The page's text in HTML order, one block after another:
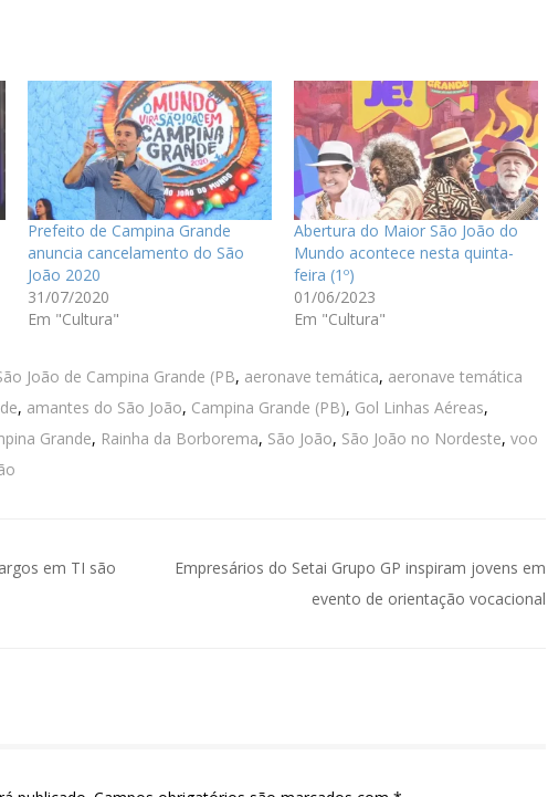
Prefeito de Campina Grande
anuncia cancelamento do São
João 2020
31/07/2020
Em "Cultura"
Abertura do Maior São João do
Mundo acontece nesta quinta-
feira (1º)
01/06/2023
Em "Cultura"
João de Campina Grande (PB, aeronave temática, aeronave temática
, amantes do São João, Campina Grande (PB), Gol Linhas Aéreas,
Grande, Rainha da Borborema, São João, São João no Nordeste, voo
em TI são
Empresários do Setai Grupo GP inspiram jovens em
evento de orientação vocacional